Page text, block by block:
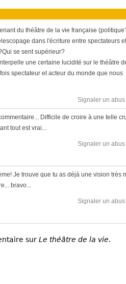
du théâtre de la vie française
dans l'écriture entre spectateurs et
se sent supérieur?
une certaine lucidité sur le théâtre
spectateur et acteur du monde que nous
Signaler un abus
Difficile de croire à une telle
tout est vrai...
Signaler un abus
Je trouve que tu as déjà une vision très
bravo...
Signaler un abus
sur Le théâtre de la vie.